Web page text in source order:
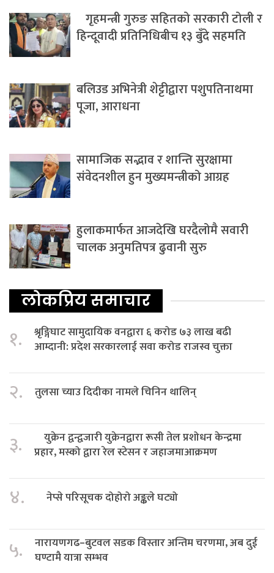
गृहमन्त्री गुरुङ सहितको सरकारी टोली र
हिन्दूवादी प्रतिनिधिबीच १३ बुँदे सहमति
बलिउड अभिनेत्री शेट्टीद्वारा पशुपतिनाथमा
पूजा, आराधना
सामाजिक सद्भाव र शान्ति सुरक्षामा
संवेदनशील हुन मुख्यमन्त्रीको आग्रह
हुलाकमार्फत आजदेखि घरदैलोमै सवारी
चालक अनुमतिपत्र ढुवानी सुरु
लोकप्रिय समाचार
१.
श्रृङ्गिघाट सामुदायिक वनद्वारा ६ करोड ७३ लाख बढी
आम्दानी: प्रदेश सरकारलाई सवा करोड राजस्व चुक्ता
२. तुलसा च्याउ दिदीका नामले चिनिन थालिन्
३.
युक्रेन द्वन्द्वजारी युक्रेनद्वारा रूसी तेल प्रशोधन केन्द्रमा
प्रहार, मस्को द्वारा रेल स्टेसन र जहाजमाआक्रमण
४. नेप्से परिसूचक दोहोरो अङ्कले घट्यो
५.
नारायणगढ–बुटवल सडक विस्तार अन्तिम चरणमा, अब दुई
घण्टामै यात्रा सम्भव